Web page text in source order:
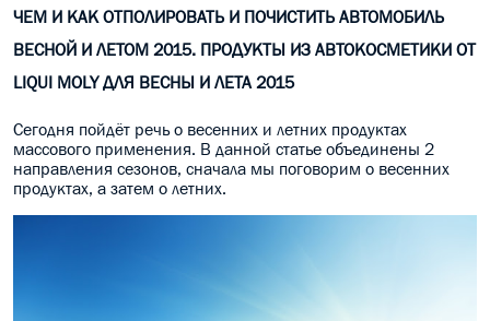
ГИДРАВЛИЧЕСКИЕ МАСЛА
МАСЛО В КОРОБКУ
БОЧКИ МАСЛА
ИНДУСТРИАЛЬНЫЕ МАСЛА
ЧЕМ И КАК ОТПОЛИРОВАТЬ И ПОЧИСТИТЬ АВТОМОБИЛЬ
ВЕСНОЙ И ЛЕТОМ 2015. ПРОДУКТЫ ИЗ АВТОКОСМЕТИКИ ОТ
LIQUI MOLY ДЛЯ ВЕСНЫ И ЛЕТА 2015
Сегодня пойдёт речь о весенних и летних продуктах
массового применения. В данной статье объединены 2
направления сезонов, сначала мы поговорим о весенних
продуктах, а затем о летних.